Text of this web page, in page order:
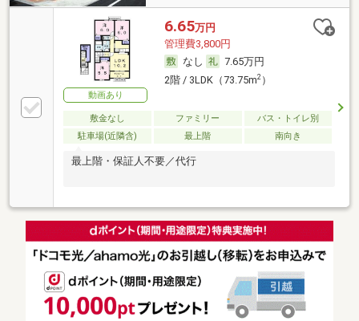
動画あり
6.65万円
管理費3,800円
なし
7.65万円
2階 / 3LDK（73.75m2）
敷金なし ファミリー
バス・トイレ別
駐車場(近隣含)
最上階 南向き
最上階・保証人不要／代行